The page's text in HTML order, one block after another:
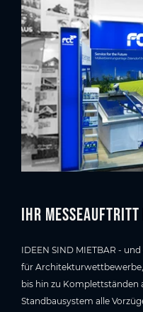
Ihr Messeauftritt
IDEEN SIND MIETBAR -
für
bis hin zu Komplettständen
Standbausystem alle